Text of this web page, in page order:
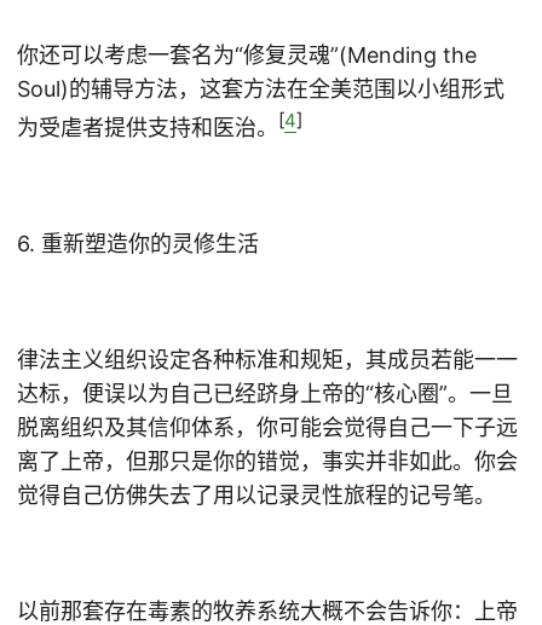
你还可以考虑一套名为“修复灵魂”(Mending the
Soul)的辅导方法，这套方法在全美范围以小组形式
为受虐者提供支持和医治。
[4]
6. 重新塑造你的灵修生活
律法主义组织设定各种标准和规矩，其成员若能一一
达标，便误以为自己已经跻身上帝的“核心圈”。一旦
脱离组织及其信仰体系，你可能会觉得自己一下子远
离了上帝，但那只是你的错觉，事实并非如此。你会
觉得自己仿佛失去了用以记录灵性旅程的记号笔。
以前那套存在毒素的牧养系统大概不会告诉你：上帝